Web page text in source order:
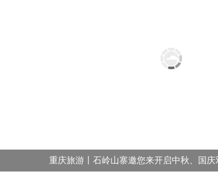
重庆旅游丨石岭山寨邀您来开启中秋、国庆